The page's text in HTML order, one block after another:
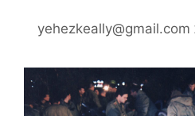
yehezkeally@gmail.com